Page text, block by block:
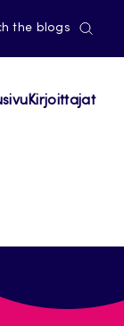
the blogs
Kirjoittajat